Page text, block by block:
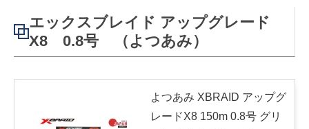
エックスブレイド アップグレード
X8 0.8号 （よつあみ）
よつあみ XBRAID アップグ
レードX8 150m 0.8号 グリ